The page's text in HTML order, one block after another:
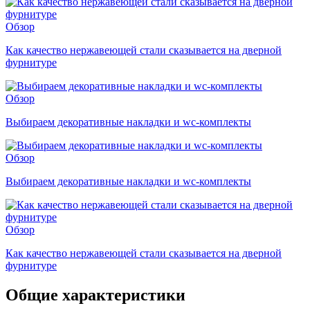
Обзор
Как качество нержавеющей стали сказывается на дверной
фурнитуре
Обзор
Выбираем декоративные накладки и wc-комплекты
Обзор
Выбираем декоративные накладки и wc-комплекты
Обзор
Как качество нержавеющей стали сказывается на дверной
фурнитуре
Общие характеристики